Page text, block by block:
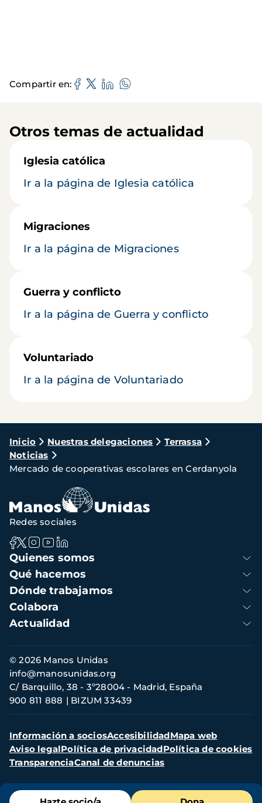
Compartir en
Otros temas de actualidad
Iglesia católica
Ir a la página de Iglesia católica
Migraciones
Ir a la página de Migraciones
Guerra y conflicto
Ir a la página de Guerra y conflicto
Voluntariado
Ir a la página de Voluntariado
Ruta
de
navegación
Inicio Nuestras delegaciones
Terrassa
Noticias
Mercado de cooperativas escolares en Cerdanyola
Menú
Navegación
principal
Quienes somos
Qué hacemos
Dónde trabajamos
Colabora
Actualidad
Redes sociales
Información
de
contacto
© 2026 Manos Unidas
C/ Barquillo, 38 - 3º28004 - Madrid, España
900 811 888
BIZUM 33439
info@manosunidas.org
Menú
secundario
Información a sociosAccesibilidadMapa web
Aviso legalPolítica de privacidadPolítica de cookies
TransparenciaCanal de denuncias